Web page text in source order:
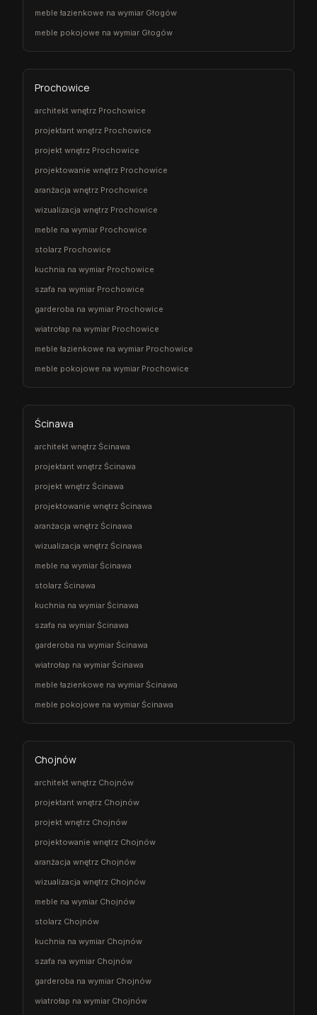
meble łazienkowe na wymiar Głogów
meble pokojowe na wymiar Głogów
Prochowice
architekt wnętrz Prochowice
projektant wnętrz Prochowice
projekt wnętrz Prochowice
projektowanie wnętrz Prochowice
aranżacja wnętrz Prochowice
wizualizacja wnętrz Prochowice
meble na wymiar Prochowice
stolarz Prochowice
kuchnia na wymiar Prochowice
szafa na wymiar Prochowice
garderoba na wymiar Prochowice
wiatrołap na wymiar Prochowice
meble łazienkowe na wymiar Prochowice
meble pokojowe na wymiar Prochowice
Ścinawa
architekt wnętrz Ścinawa
projektant wnętrz Ścinawa
projekt wnętrz Ścinawa
projektowanie wnętrz Ścinawa
aranżacja wnętrz Ścinawa
wizualizacja wnętrz Ścinawa
meble na wymiar Ścinawa
stolarz Ścinawa
kuchnia na wymiar Ścinawa
szafa na wymiar Ścinawa
garderoba na wymiar Ścinawa
wiatrołap na wymiar Ścinawa
meble łazienkowe na wymiar Ścinawa
meble pokojowe na wymiar Ścinawa
Chojnów
architekt wnętrz Chojnów
projektant wnętrz Chojnów
projekt wnętrz Chojnów
projektowanie wnętrz Chojnów
aranżacja wnętrz Chojnów
wizualizacja wnętrz Chojnów
meble na wymiar Chojnów
stolarz Chojnów
kuchnia na wymiar Chojnów
szafa na wymiar Chojnów
garderoba na wymiar Chojnów
wiatrołap na wymiar Chojnów